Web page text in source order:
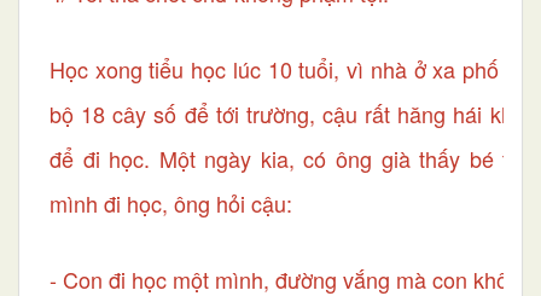
Học xong tiểu học lúc 10 tuổi, vì nhà ở xa phố
bộ 18 cây số để tới trường, cậu rất hăng hái
để đi học. Một ngày kia, có ông già thấy bé
mình đi học, ông hỏi cậu:
- Con đi học một mình, đường vắng mà con không